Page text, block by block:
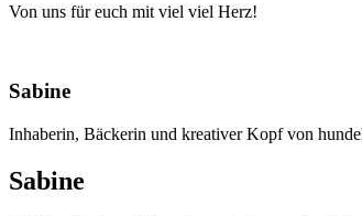
Von uns für euch mit viel viel Herz!
Sabine
Inhaberin, Bäckerin und kreativer Kopf von
Sabine